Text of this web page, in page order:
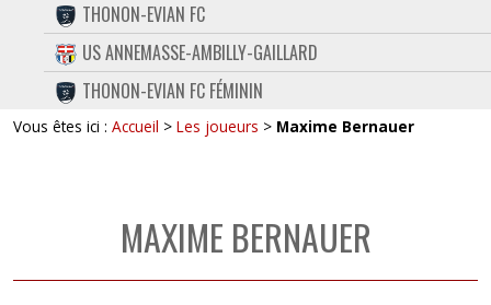
CONTACT
FACEBOOK
TWITTER
THONON-EVIAN FC
US ANNEMASSE-AMBILLY-GAILLARD
THONON-EVIAN FC FÉMININ
Vous êtes ici : Accueil > Les joueurs > Maxime Bernauer
MAXIME BERNAUER